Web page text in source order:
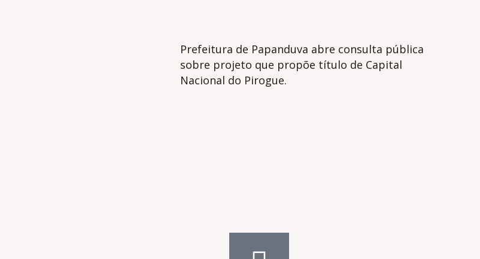
Prefeitura de Papanduva abre consulta pública
sobre projeto que propõe título de Capital
Nacional do Pirogue.